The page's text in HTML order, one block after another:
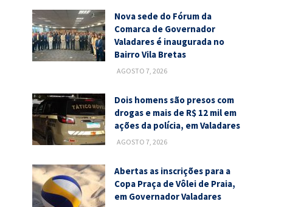
Nova sede do Fórum da
Comarca de Governador
Valadares é inaugurada no
Bairro Vila Bretas
AGOSTO 7, 2026
Dois homens são presos com
drogas e mais de R$ 12 mil em
ações da polícia, em Valadares
AGOSTO 7, 2026
Abertas as inscrições para a
Copa Praça de Vôlei de Praia,
em Governador Valadares